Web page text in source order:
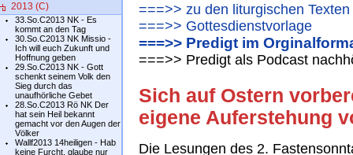
2013 (C)
33.So.C2013 NK - Es
kommt an den Tag
30.So.C2013 NK Missio -
Ich will euch Zukunft und
Hoffnung geben
29.So.C2013 NK - Gott
schenkt seinem Volk den
Sieg durch das
unaufhörliche Gebet
28.So.C2013 Rö NK Der
hat sein Heil bekannt
gemacht vor den Augen der
Völker
Wallf2013 14heiligen - Hab
keine Furcht, glaube nur
===>> zu den liturgischen Texten
===>> Gottesdienstvorlage
===>> Predigt im
===>> Predigt als Podcast
Sich auf Ostern
eigene Auferstehung
Die Lesungen des 2.